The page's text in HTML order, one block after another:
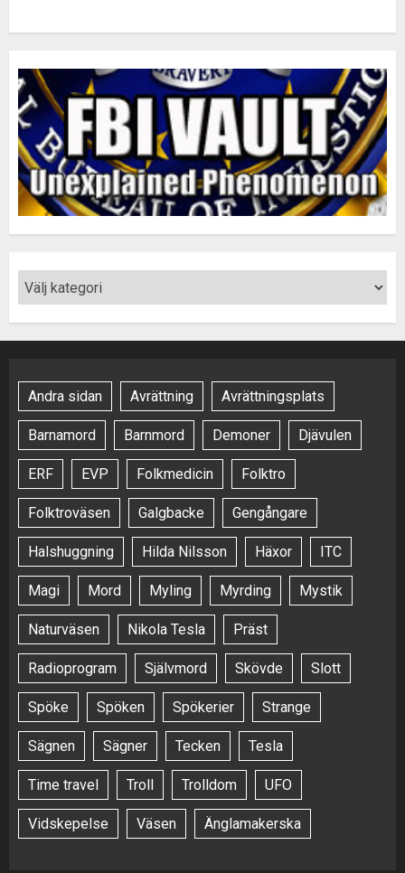
Andra sidan Avrättning Avrättningsplats
Barnamord Barnmord Demoner Djävulen
ERF EVP Folkmedicin Folktro
Folktroväsen Galgbacke Gengångare
Halshuggning Hilda Nilsson Häxor ITC
Magi Mord Myling Myrding Mystik
Naturväsen Nikola Tesla Präst
Radioprogram Självmord Skövde Slott
Spöke Spöken Spökerier Strange
Sägnen Sägner Tecken Tesla
Time travel Troll Trolldom UFO
Vidskepelse Väsen Änglamakerska